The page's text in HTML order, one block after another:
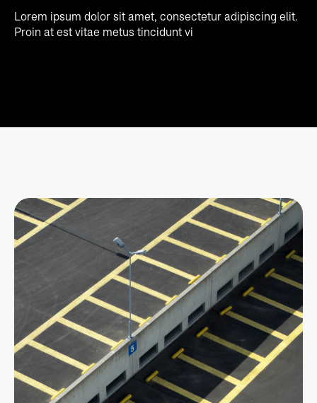
Lorem ipsum dolor sit amet, consectetur adipiscing elit.
Proin at est vitae metus tincidunt vi